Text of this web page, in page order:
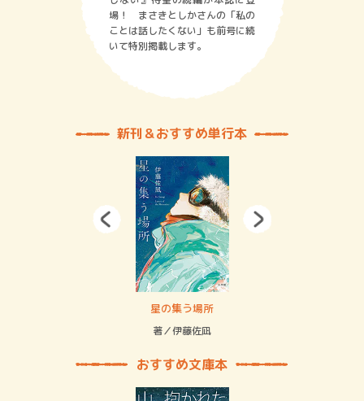
場！ まさきとしかさんの「私の
ことは話したくない」も前号に続
いて特別掲載します。
新刊＆おすすめ単行本
星の集う場所
著／伊藤佐凪
おすすめ文庫本